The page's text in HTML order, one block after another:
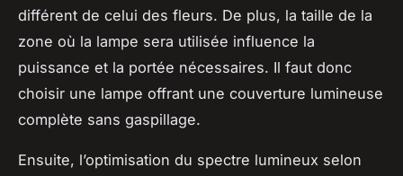
différent de celui des fleurs. De plus, la taille de la
zone où la lampe sera utilisée influence la
puissance et la portée nécessaires. Il faut donc
choisir une lampe offrant une couverture lumineuse
complète sans gaspillage.
Ensuite, l’optimisation du spectre lumineux selon